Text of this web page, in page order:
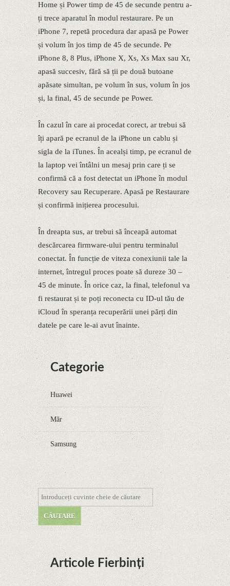
Home și Power timp de 45 de secunde pentru a-
ți trece aparatul în modul restaurare. Pe un
iPhone 7, repetă procedura dar apasă pe Power
și volum în jos timp de 45 de secunde. Pe
iPhone 8, 8 Plus, iPhone X, Xs, Xs Max sau Xr,
apasă succesiv, fără să ții pe două butoane
apăsate simultan, pe volum în sus, volum în jos
și, la final, 45 de secunde pe Power.
În cazul în care ai procedat corect, ar trebui să
îți apară pe ecranul de la iPhone un cablu și
sigla de la iTunes. În acealși timp, pe ecranul de
la laptop vei întâlni un mesaj prin care ți se
confirmă că a fost detectat un iPhone în modul
Recovery sau Recuperare. Apasă pe Restaurare
și confirmă inițierea procesului.
În dreapta sus, ar trebui să înceapă automat
descărcarea firmware-ului pentru terminalul
conectat. În funcție de viteza conexiunii tale la
internet, întregul proces poate să dureze 30 –
45 de minute. În orice caz, la final, telefonul va
fi restaurat și te poți reconecta cu ID-ul tău de
iCloud în speranța recuperării unei părți din
datele pe care le-ai avut înainte.
Categorie
Huawei
Măr
Samsung
Articole Fierbinți